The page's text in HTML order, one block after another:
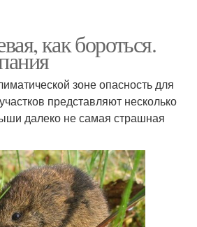
как бороться.
зоне опасность для
представляют несколько
далеко не самая страшная